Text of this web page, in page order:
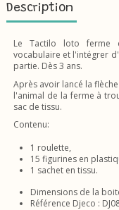
Description
Le Tactilo loto ferme
vocabulaire et l'intégrer
partie. Dès 3 ans.
Après avoir lancé la
l'animal de la ferme à
sac de tissu.
Contenu:
1 roulette,
15 figurines en
1 sachet en tissu.
Dimensions de la
Référence Djeco :